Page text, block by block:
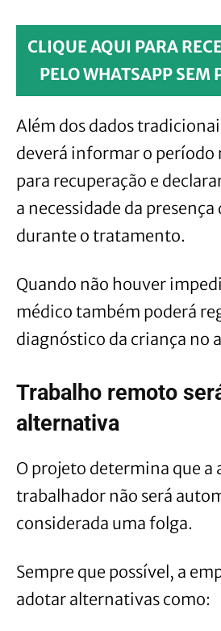
CLIQUE AQUI PARA
PELO WHATSAPP SEM
Além dos dados
deverá informar o período
para recuperação e
a necessidade da
durante o tratamento.
Quando não houver
médico também poderá
diagnóstico da criança no
Trabalho remoto
alternativa
O projeto determina que a
trabalhador não será
considerada uma folga.
Sempre que possível, a
adotar alternativas como: